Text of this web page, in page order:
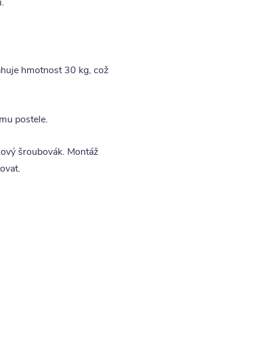
hmotnost 30 kg, což
postele.
šroubovák. Montáž